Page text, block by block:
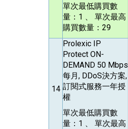
單次最低購買數
量：1 、 單次最高
購買數量：29
14
Prolexic IP
Protect ON-
DEMAND 50 Mbps
每月, DDoS決方案,
訂閱式服務一年授
權
單次最低購買數
量：1 、 單次最高